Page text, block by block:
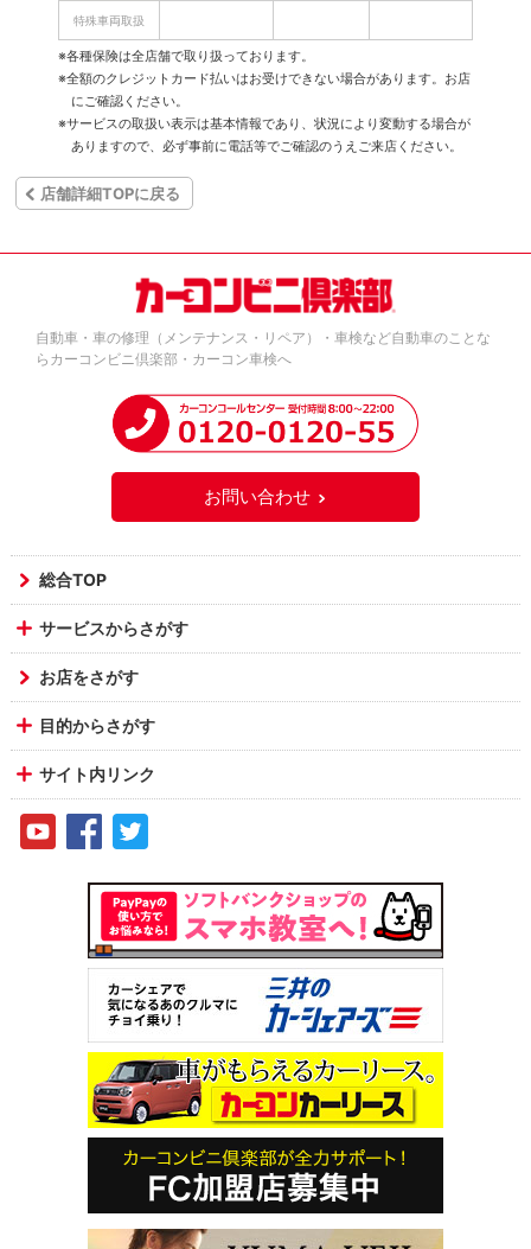
特殊車両取扱
※各種保険は全店舗で取り扱っております。
※全額のクレジットカード払いはお受けできない場合があります。お店
にご確認ください。
※サービスの取扱い表示は基本情報であり、状況により変動する場合が
ありますので、必ず事前に電話等でご確認のうえご来店ください。
店舗詳細TOPに戻る
自動車・車の修理（メンテナンス・リペア）・車検など自動車のことな
らカーコンビニ倶楽部・カーコン車検へ
お問い合わせ
総合TOP
サービスからさがす
お店をさがす
目的からさがす
サイト内リンク